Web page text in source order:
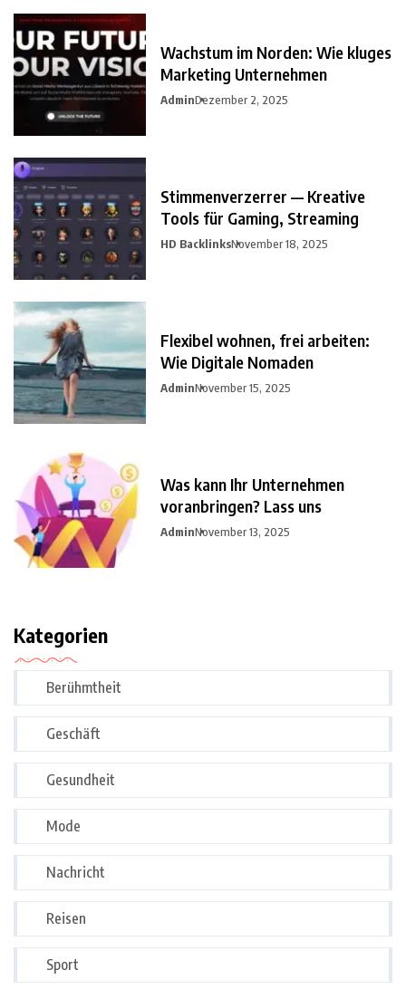
Wachstum im Norden: Wie kluges
Marketing Unternehmen
AdminDezember 2, 2025
Stimmenverzerrer — Kreative
Tools für Gaming, Streaming
HD BacklinksNovember 18, 2025
Flexibel wohnen, frei arbeiten:
Wie Digitale Nomaden
AdminNovember 15, 2025
Was kann Ihr Unternehmen
voranbringen? Lass uns
AdminNovember 13, 2025
Kategorien
Berühmtheit
Geschäft
Gesundheit
Mode
Nachricht
Reisen
Sport